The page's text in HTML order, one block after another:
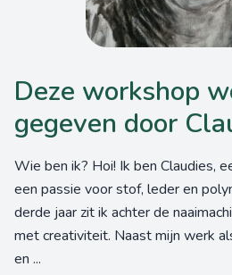
Deze workshop wordt
gegeven door
Wie ben ik? Hoi! Ik ben Claudies,
een passie voor stof, leder en
derde jaar zit ik achter de
met creativiteit. Naast mijn werk
en ...